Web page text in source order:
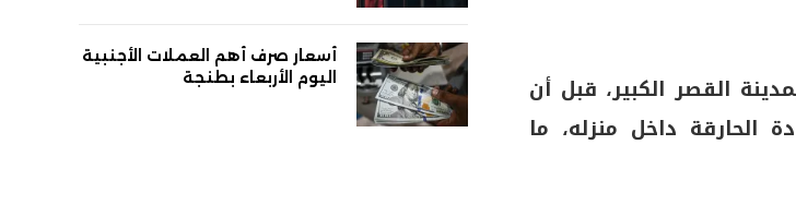
القصر الكبير، قبل أن
الحارقة داخل منزله، ما
أسعار صرف أهم العملات الأجنبية
اليوم الأربعاء بطنجة